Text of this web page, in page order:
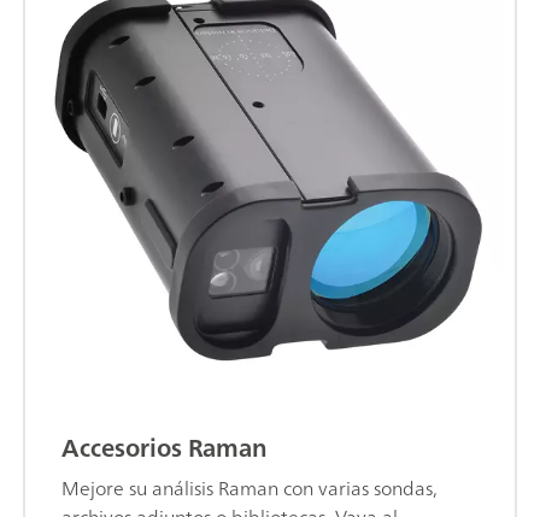
Accesorios Raman
Mejore su análisis Raman con varias sondas,